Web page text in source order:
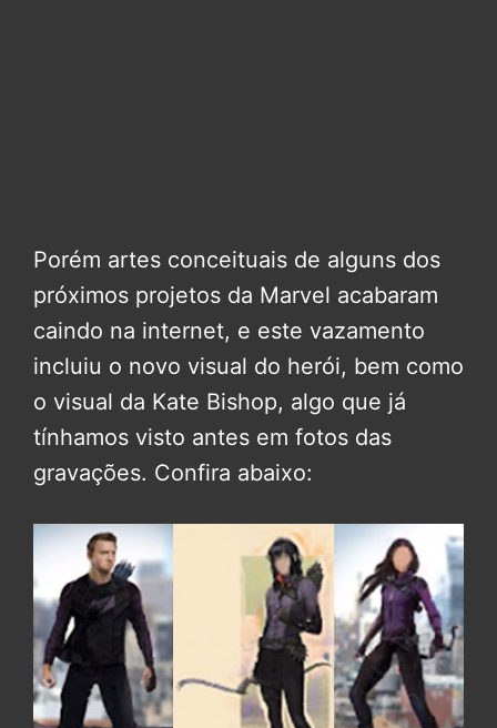
Porém artes conceituais de alguns dos
próximos projetos da Marvel acabaram
caindo na internet, e este vazamento
incluiu o novo visual do herói, bem como
o visual da Kate Bishop, algo que já
tínhamos visto antes em fotos das
gravações. Confira abaixo: